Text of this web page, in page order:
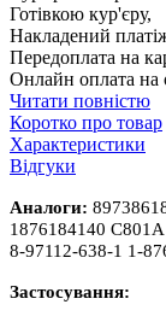
Готівкою кур'єру,
Накладений
Передоплата на
Онлайн оплата на
Читати повністю
Коротко про товар
Характеристики
Відгуки
Аналоги:
1876184140 C801A
8-97112-638-1 1-
Застосування: